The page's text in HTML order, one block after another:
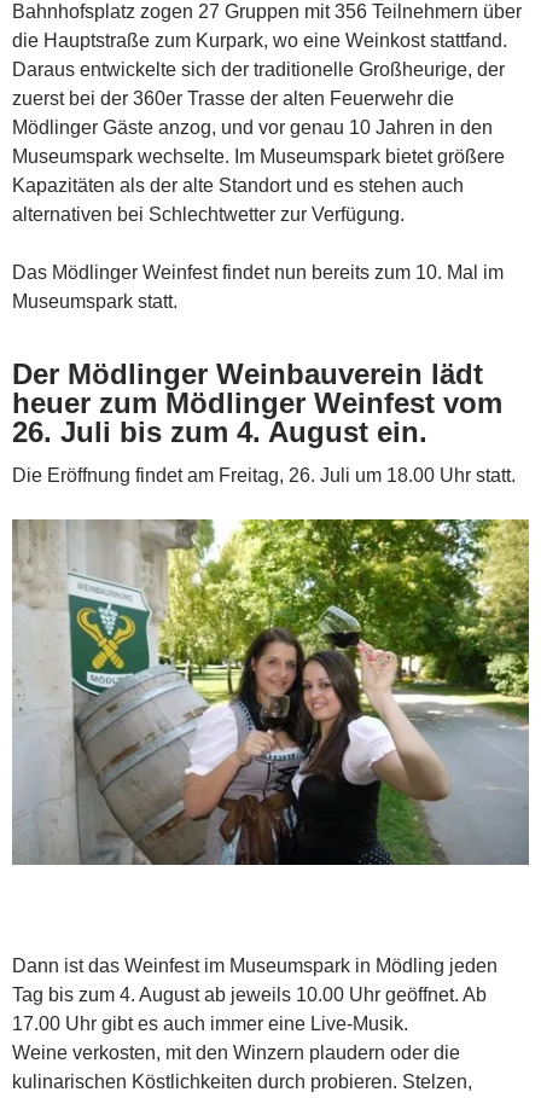
Bahnhofsplatz zogen 27 Gruppen mit 356 Teilnehmern über
die Hauptstraße zum Kurpark, wo eine Weinkost stattfand.
Daraus entwickelte sich der traditionelle Großheurige, der
zuerst bei der 360er Trasse der alten Feuerwehr die
Mödlinger Gäste anzog, und vor genau 10 Jahren in den
Museumspark wechselte. Im Museumspark bietet größere
Kapazitäten als der alte Standort und es stehen auch
alternativen bei Schlechtwetter zur Verfügung.
Das Mödlinger Weinfest findet nun bereits zum 10. Mal im
Museumspark statt.
Der Mödlinger Weinbauverein lädt
heuer zum Mödlinger Weinfest vom
26. Juli bis zum 4. August ein.
Die Eröffnung findet am Freitag, 26. Juli um 18.00 Uhr statt.
Dann ist das Weinfest im Museumspark in Mödling jeden
Tag bis zum 4. August ab jeweils 10.00 Uhr geöffnet. Ab
17.00 Uhr gibt es auch immer eine Live-Musik.
Weine verkosten, mit den Winzern plaudern oder die
kulinarischen Köstlichkeiten durch probieren. Stelzen,